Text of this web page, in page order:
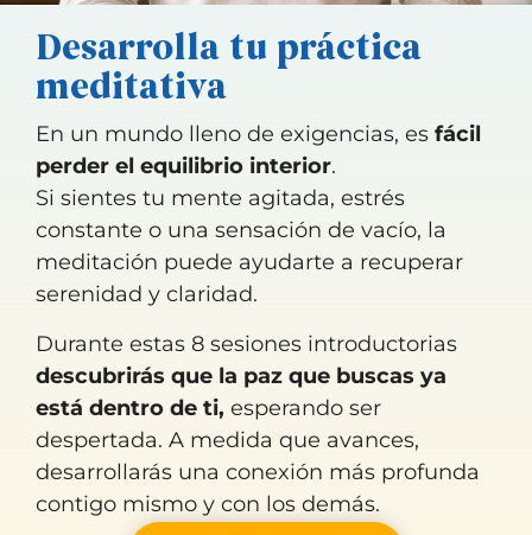
Desarrolla tu práctica
meditativa
En un mundo lleno de exigencias, es fácil
perder el equilibrio interior.
Si sientes tu mente agitada, estrés
constante o una sensación de vacío, la
meditación puede ayudarte a recuperar
serenidad y claridad.
Durante estas 8 sesiones introductorias
descubrirás que la paz que buscas ya
está dentro de ti, esperando ser
despertada. A medida que avances,
desarrollarás una conexión más profunda
contigo mismo y con los demás.